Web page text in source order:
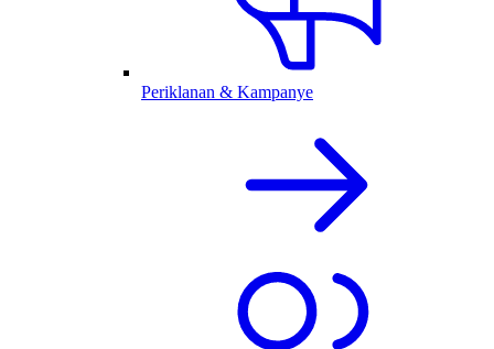
Periklanan & Kampanye